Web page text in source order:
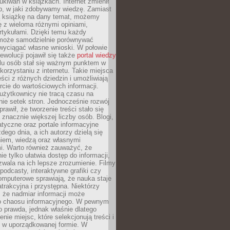
w jaki zdobywamy wiedzę. Zamiast
na dany temat, możemy
z wieloma różnymi opiniami,
Dzięki temu każdy
samodzielnie porównywać
własne wnioski. W połowie
pojawił się także portal wiedzy
osób stał się ważnym punktem w
z internetu. Takie miejsca
z różnych dziedzin i umożliwiają
do wartościowych informacji.
nie tracą czasu na
setek stron. Jednocześnie rozwój
że tworzenie treści stało się
znacznie większej liczby osób. Blogi,
oraz portale informacyjne
dnia, a ich autorzy dzielą się
wiedzą oraz własnymi
Warto również zauważyć, że
tylko ułatwia dostęp do informacji,
na ich lepsze zrozumienie. Filmy
interaktywne grafiki czy
sprawiają, że nauka staje
i przystępna. Niektórzy
że nadmiar informacji może
chaosu informacyjnego. W pewnym
prawda, jednak właśnie dlatego
miejsc, które selekcjonują treści i
uporządkowanej formie. W